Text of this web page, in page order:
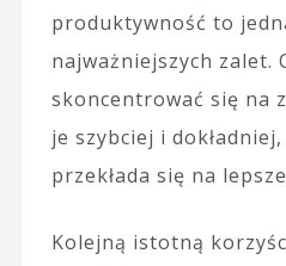
produktywność to
najważniejszych zalet.
skoncentrować się na
je szybciej i
przekłada się na
Kolejną istotną